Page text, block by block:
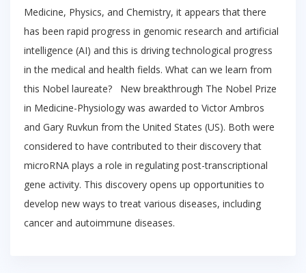
Medicine, Physics, and Chemistry, it appears that there
has been rapid progress in genomic research and artificial
intelligence (AI) and this is driving technological progress
in the medical and health fields. What can we learn from
this Nobel laureate? New breakthrough The Nobel Prize
in Medicine-Physiology was awarded to Victor Ambros
and Gary Ruvkun from the United States (US). Both were
considered to have contributed to their discovery that
microRNA plays a role in regulating post-transcriptional
gene activity. This discovery opens up opportunities to
develop new ways to treat various diseases, including
cancer and autoimmune diseases.